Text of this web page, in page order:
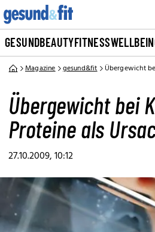
GESUNDBEAUTYFITNESS
Magazine gesund&fit Übergewicht
Übergewicht bei
Proteine als
27.10.2009, 10:12